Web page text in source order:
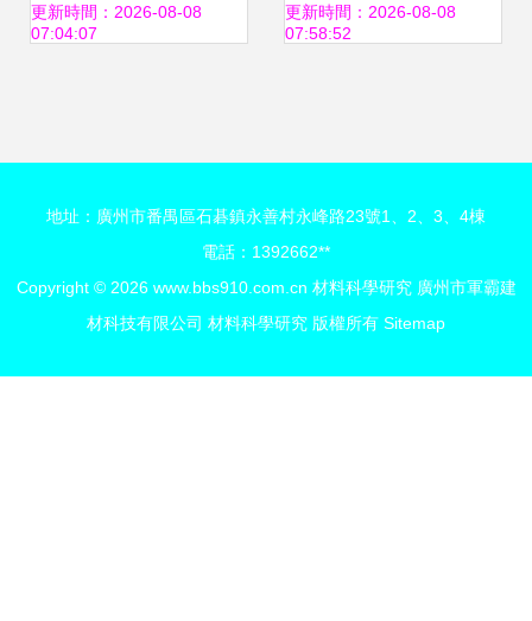
術及應用項目通過
主創新
更新時間：2026-08-08
07:04:07
衛星拍攝與材料科
更新時間：2026-08-08
07:58:52
地址：廣州市番禺區石碁鎮永善村永峰路23號1、2、3、4棟
電話：1392662**
Copyright © 2026 www.bbs910.com.cn 材料科學研究 廣州市軍霸建
材科技有限公司 材料科學研究 版權所有 Sitemap